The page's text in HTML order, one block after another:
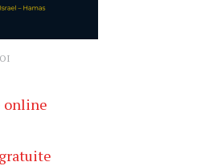
online